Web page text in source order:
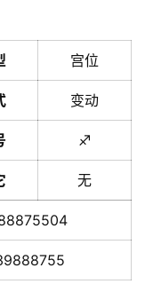
宫位
变动
♐️
无